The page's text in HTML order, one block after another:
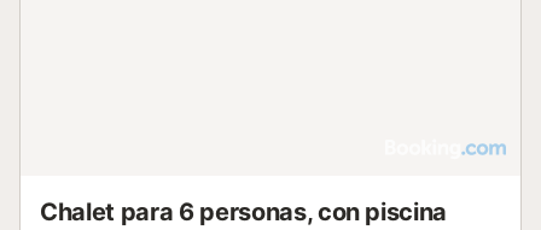
Chalet para 6 personas, con piscina